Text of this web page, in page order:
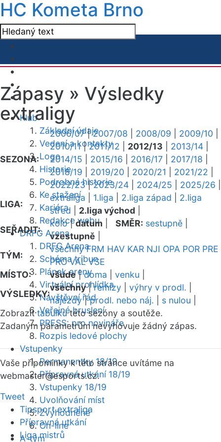
HC Kometa Brno
Klub
Základní údaje
Vedení a kontakty
Logo
Historie
Podrobná historie
Ke stažení
Kariéra
Redakce webu
DRFG Arena
DRFG Arena
Schéma tribun
Plánek areny
Virtuální prohlídka
Návštěvní řád
Veřejné bruslení
PRESS: pro novináře
Rozpis ledové plochy
Vstupenky
Permanentky 18/19
Přípravná utkání 18/19
Vstupenky 18/19
Uvolňování míst
Zvýhodněné
On-line
A-tým
Zápasy » Výsledky
extraligy
SEZONA:
2006/07|2007/08 2008/09 2009/10
2010/11|2011/12 2012/13 2013/14
2014/15
2015/16 2016/17 2017/18
2018/19
2019/20 2020/21 2021/22
2022/23|2023/24 2024/25 2025/26
LIGA:
extraliga 1.liga 2.liga západ
2.liga
střed
2.liga východ
SEŘADIT:
kolo|datum SMĚR: sestupně
vzestupně
TÝM:
všechny FRM HAV KAR NJI OPA POR PRE
PRO VAL VSE
MÍSTO:
všude|doma venku
VÝSLEDKY:
všechny|remízy výhry v prodl.
nájezdy|prodl. nebo náj. s nulou
Zobrazittabulkutéto sezóny a soutěže.
Zadaným parametrům nevyhovuje žádný zápas.
Vaše připomínky k této stránce uvítáme na
webmaster@esports.cz.
Tweet
Tipsport extraliga
Přípravná utkání
Liga mistrů